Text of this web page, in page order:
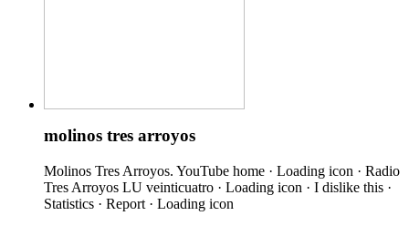
molinos tres arroyos
Molinos Tres Arroyos. YouTube home · Loading icon · Radio
Tres Arroyos LU veinticuatro · Loading icon · I dislike this ·
Statistics · Report · Loading icon